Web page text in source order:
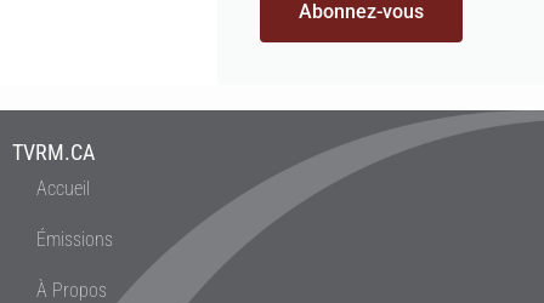
Abonnez-vous
TVRM.CA
Accueil
Émissions
À Propos